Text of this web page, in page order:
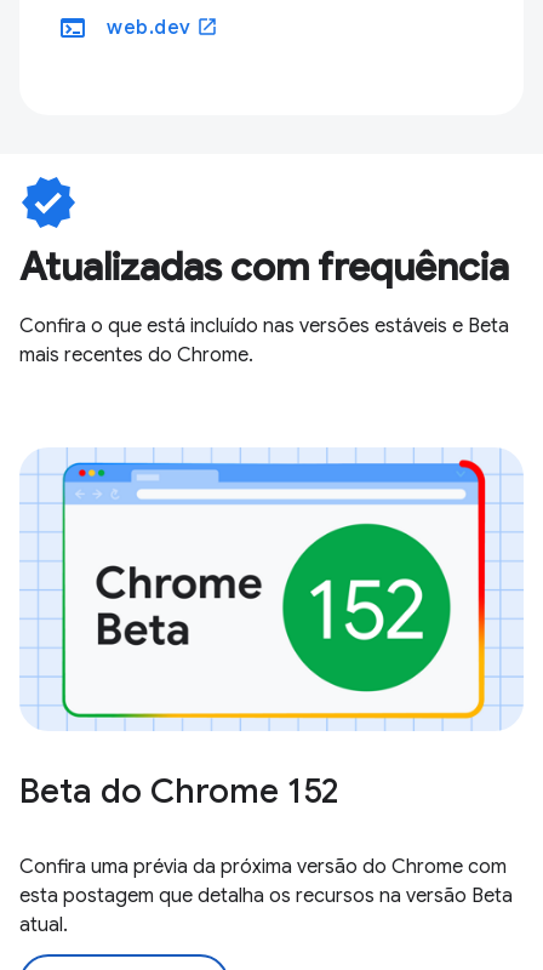
terminal web.dev open_in_new
verified
Atualizadas com frequência
Confira o que está incluído nas versões estáveis e Beta
mais recentes do Chrome.
Beta do Chrome 152
Confira uma prévia da próxima versão do Chrome com
esta postagem que detalha os recursos na versão Beta
atual.